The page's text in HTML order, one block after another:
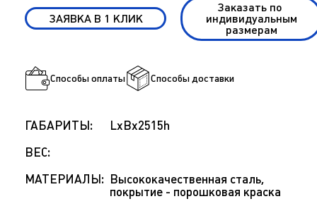
ЗАЯВКА В 1 КЛИК
Заказать по
индивидуальным
размерам
Способы оплаты Способы доставки
ГАБАРИТЫ:
LxBx2515h
ВЕС:
МАТЕРИАЛЫ: Высококачественная сталь,
покрытие - порошковая краска